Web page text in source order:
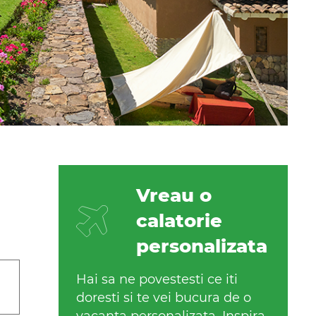
Vreau o
calatorie
personalizata
Hai sa ne povestesti ce iti
doresti si te vei bucura de o